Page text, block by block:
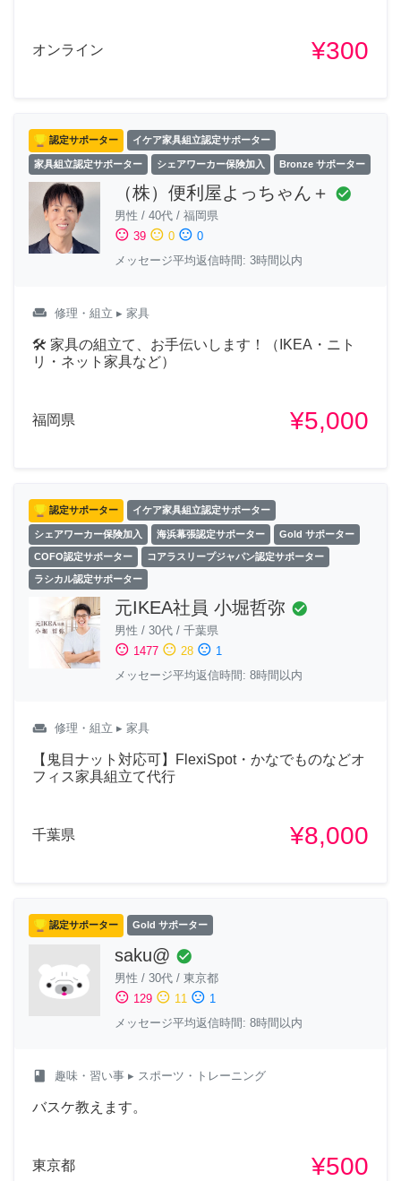
オンライン ¥300
認定サポーター イケア家具組立認定サポーター
家具組立認定サポーター シェアワーカー保険加入 Bronze サポーター
（株）便利屋よっちゃん＋ check_circle
男性 / 40代 / 福岡県
sentiment_satisfied 39 sentiment_neutral 0 sentiment_dissatisfied 0
メッセージ平均返信時間: 3時間以内
weekend 修理・組立 ▸ 家具
🛠 家具の組立て、お手伝いします！（IKEA・ニト
リ・ネット家具など）
福岡県 ¥5,000
認定サポーター イケア家具組立認定サポーター
シェアワーカー保険加入 海浜幕張認定サポーター Gold サポーター
COFO認定サポーター コアラスリープジャパン認定サポーター
ラシカル認定サポーター
元IKEA社員 小堀哲弥 check_circle
男性 / 30代 / 千葉県
sentiment_satisfied 1477 sentiment_neutral 28 sentiment_dissatisfied 1
メッセージ平均返信時間: 8時間以内
weekend 修理・組立 ▸ 家具
【鬼目ナット対応可】FlexiSpot・かなでものなどオ
フィス家具組立て代行
千葉県 ¥8,000
認定サポーター Gold サポーター
saku@ check_circle
男性 / 30代 / 東京都
sentiment_satisfied 129 sentiment_neutral 11 sentiment_dissatisfied 1
メッセージ平均返信時間: 8時間以内
class 趣味・習い事 ▸ スポーツ・トレーニング
バスケ教えます。
東京都 ¥500